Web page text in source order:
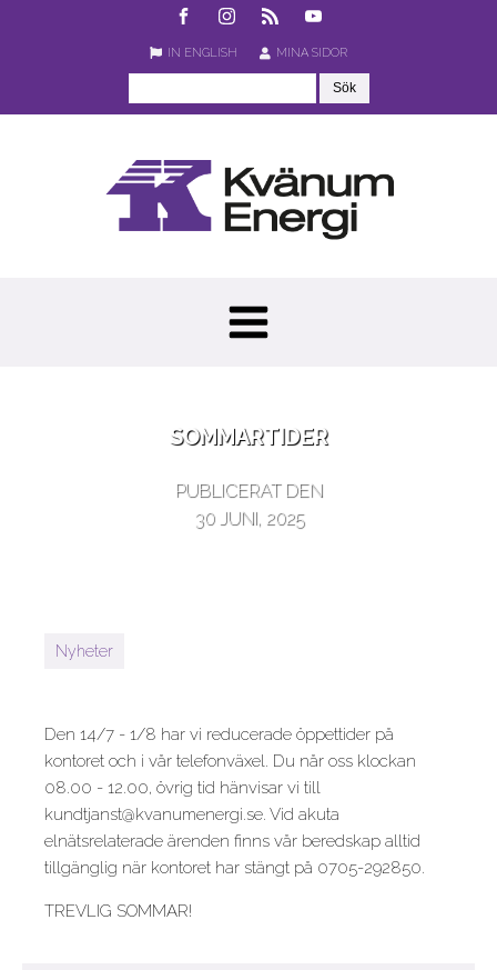
IN ENGLISH MINA SIDOR
SOMMARTIDER
PUBLICERAT DEN
30 JUNI, 2025
Nyheter
Den 14/7 - 1/8 har vi reducerade öppettider på
kontoret och i vår telefonväxel. Du når oss klockan
08.00 - 12.00, övrig tid hänvisar vi till
kundtjanst@kvanumenergi.se. Vid akuta
elnätsrelaterade ärenden finns vår beredskap alltid
tillgänglig när kontoret har stängt på 0705-292850.
TREVLIG SOMMAR!